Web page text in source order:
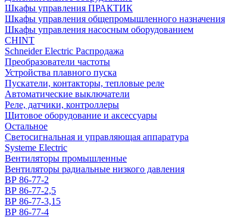
Шкафы управления ПРАКТИК
Шкафы управления общепромышленного назначения
Шкафы управления насосным оборудованием
CHINT
Schneider Electric Распродажа
Преобразователи частоты
Устройства плавного пуска
Пускатели, контакторы, тепловые реле
Автоматические выключатели
Реле, датчики, контроллеры
Щитовое оборудование и аксессуары
Остальное
Светосигнальная и управляющая аппаратура
Systeme Electric
Вентиляторы промышленные
Вентиляторы радиальные низкого давления
ВР 86-77-2
ВР 86-77-2,5
ВР 86-77-3,15
ВР 86-77-4